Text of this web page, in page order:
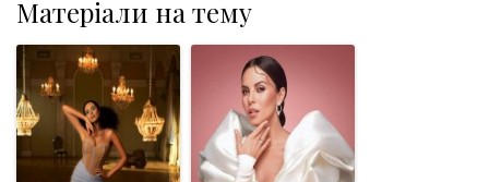
Матеріали на тему